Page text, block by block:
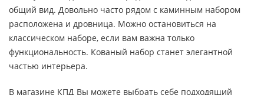
общий вид. Довольно часто рядом с каминным набором
расположена и дровница. Можно остановиться на
классическом наборе, если вам важна только
функциональность. Кованый набор станет элегантной
частью интерьера.
В магазине КПД Вы можете выбрать себе подходящий